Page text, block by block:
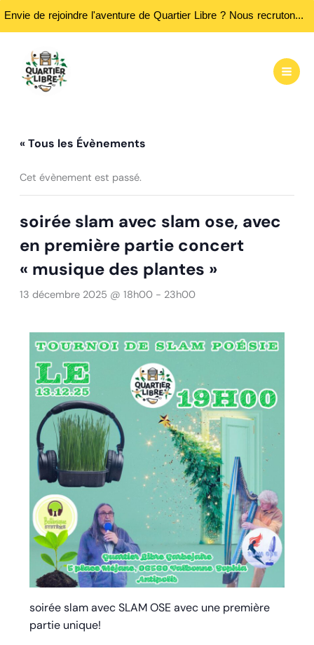
Envie de rejoindre l'aventure de Quartier Libre ? Nous recrutons des bénévoles ! Passez nous rencontrer aux heures d'ouvertures...
contenu
« Tous les Évènements
Cet évènement est passé.
soirée slam avec slam ose, avec
en première partie concert
« musique des plantes »
13 décembre 2025 @ 18h00- 23h00
soirée slam avec SLAM OSE avec une première
partie unique!